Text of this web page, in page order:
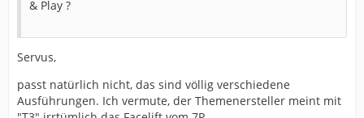
& Play ?
Servus,
passt natürlich nicht, das sind völlig verschiedene
Ausführungen. Ich vermute, der Themenersteller meint mit